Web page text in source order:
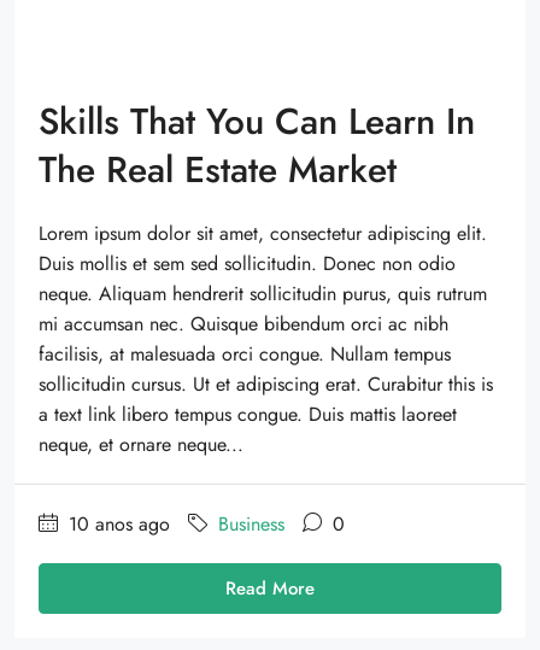
Skills That You Can Learn In
The Real Estate Market
Lorem ipsum dolor sit amet, consectetur adipiscing elit.
Duis mollis et sem sed sollicitudin. Donec non odio
neque. Aliquam hendrerit sollicitudin purus, quis rutrum
mi accumsan nec. Quisque bibendum orci ac nibh
facilisis, at malesuada orci congue. Nullam tempus
sollicitudin cursus. Ut et adipiscing erat. Curabitur this is
a text link libero tempus congue. Duis mattis laoreet
neque, et ornare neque...
10 anos ago Business 0
Read More